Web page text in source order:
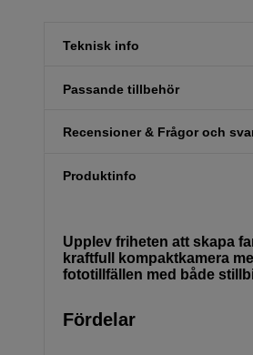
Teknisk info
Passande tillbehör
Recensioner & Frågor och
Produktinfo
Upplev friheten att skapa
kraftfull kompaktkamera
fototillfällen med både
Fördelar